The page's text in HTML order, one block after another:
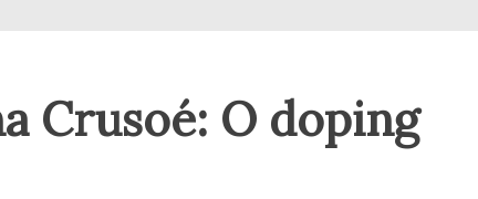
Crusoé: O doping